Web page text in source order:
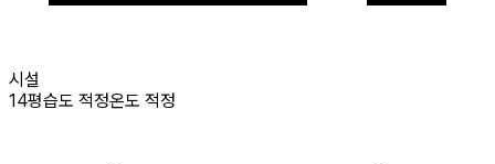
시설
14평습도 적정온도 적정